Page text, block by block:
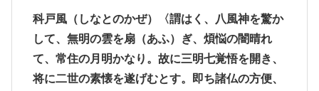
科戸風（しなとのかぜ）〈謂はく、八風神を驚か
して、無明の雲を扇（あふ）ぎ、煩悩の闇晴れ
て、常住の月明かなり。故に三明七覚悟を開き、
将に二世の素懐を遂げむとす。即ち諸仏の方便、